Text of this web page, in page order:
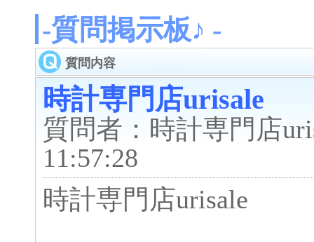
-質問掲示板♪ -
質問内容
時計専門店urisale
質問者：時計専門店
11:57:28
時計専門店urisale